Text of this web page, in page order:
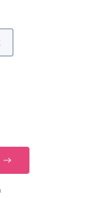
Option ist zurzeit nicht